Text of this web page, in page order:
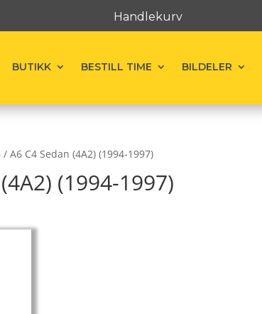
Handlekurv
BUTIKK BESTILL TIME BILDELER
/ A6 C4 Sedan (4A2) (1994-1997)
(1994-1997)